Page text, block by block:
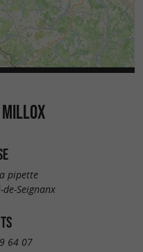
pipette
Seignanx
64 07